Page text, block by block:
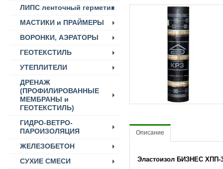
ЛИПС ленточный герметик
МАСТИКИ и ПРАЙМЕРЫ
ВОРОНКИ, АЭРАТОРЫ
ГЕОТЕКСТИЛЬ
УТЕПЛИТЕЛИ
ДРЕНАЖ
(ПРОФИЛИРОВАННЫЕ
МЕМБРАНЫ и
ГЕОТЕКСТИЛЬ)
ГИДРО-ВЕТРО-
ПАРОИЗОЛЯЦИЯ
ЖЕЛЕЗОБЕТОН
СУХИЕ СМЕСИ
Описание
Эластоизол БИЗНЕС ХПП-